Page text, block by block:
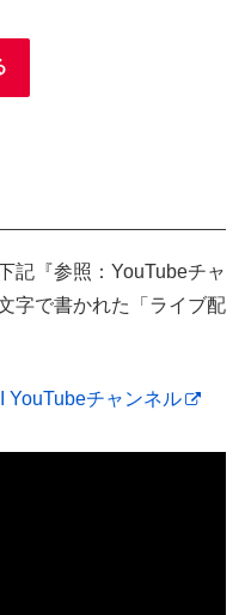
記『参照：YouTubeチャ
字で書かれた「ライブ配
YouTubeチャンネル